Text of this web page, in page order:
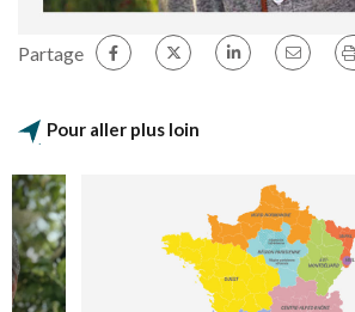
Partage
Pour aller plus loin